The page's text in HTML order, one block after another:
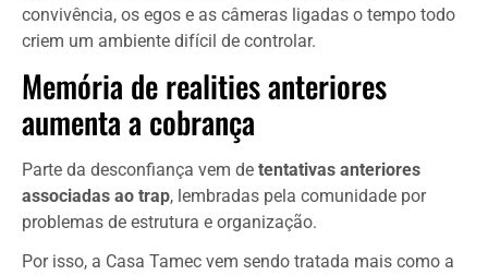
convivência, os egos e as câmeras ligadas o tempo todo
criem um ambiente difícil de controlar.
Memória de realities anteriores
aumenta a cobrança
Parte da desconfiança vem de tentativas anteriores
associadas ao trap, lembradas pela comunidade por
problemas de estrutura e organização.
Por isso, a Casa Tamec vem sendo tratada mais como a